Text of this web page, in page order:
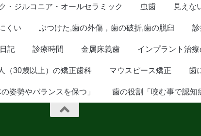
・ジルコニア・オールセラミック 虫歯 見えな
くい ぶつけた,歯の外傷，歯の破折,歯の脱臼
記 診療時間 金属床義歯 インプラント治
（30歳以上）の矯正歯科 マウスピース矯正 歯
姿勢やバランスを保つ」 歯の役割「咬む事で認知